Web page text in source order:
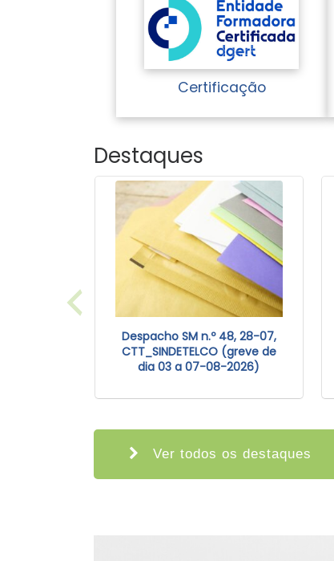
Certificação
Destaques
Despacho SM n.º 48, 28-07,
CTT_SINDETELCO (greve de
dia 03 a 07-08-2026)
Ver todos os destaques